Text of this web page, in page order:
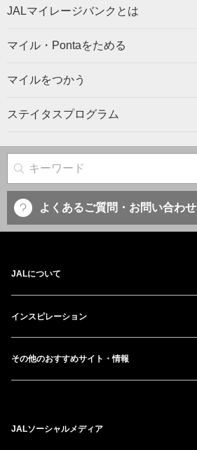
JALマイレージバンクとは
マイル・Pontaをためる
マイルをつかう
ステイタスプログラム
サイト内検索
よくあるご質問・お問い合わせ
JALについて
インスピレーション
その他のおすすめサイト・情報
JALソーシャルメディア